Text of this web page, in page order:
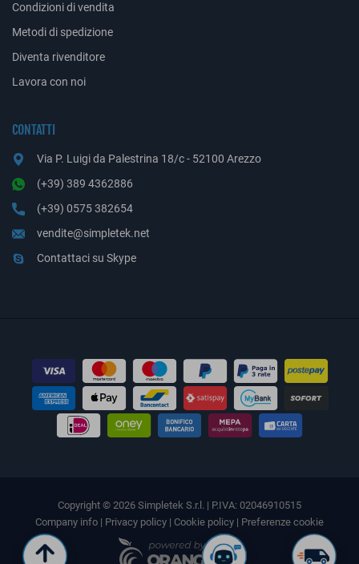
Condizioni di vendita
Metodi di spedizione
Diventa rivenditore
Lavora con noi
CONTATTI
Via P. Luigi da Palestrina 18/c - 52100 Arezzo
(+39) 389 4362886
(+39) 0575 382654
vendite@simpletek.net
Contattaci su Skype
Copyright © 2026 Simpletek S.r.l. | P.IVA: 02046910515
Company info | Privacy policy | Cookie policy | Preferenze cookie